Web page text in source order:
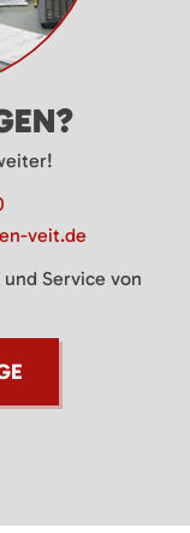
veit.de
Service von